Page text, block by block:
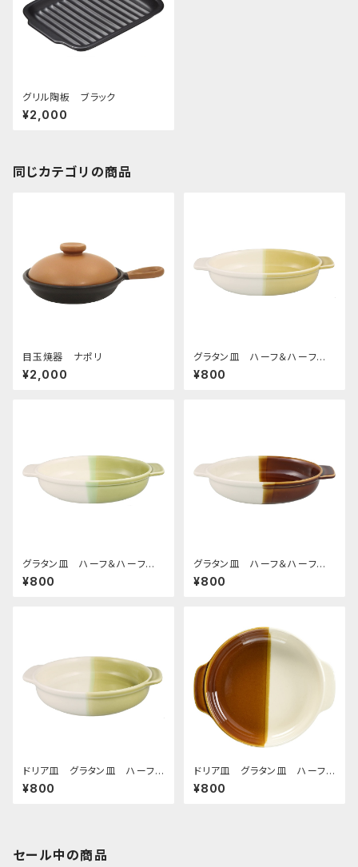
グリル陶板 ブラック
¥2,000
同じカテゴリの商品
目玉焼器 ナポリ
¥2,000
グラタン皿 ハーフ＆ハーフ
イエロー
¥800
グラタン皿 ハーフ＆ハーフ
グリーン
¥800
グラタン皿 ハーフ＆ハーフ
ブラウン
¥800
ドリア皿 グラタン皿 ハーフ＆
ハーフ グリーン
¥800
ドリア皿 グラタン皿 ハーフ＆
ハーフ ブラウン
¥800
セール中の商品